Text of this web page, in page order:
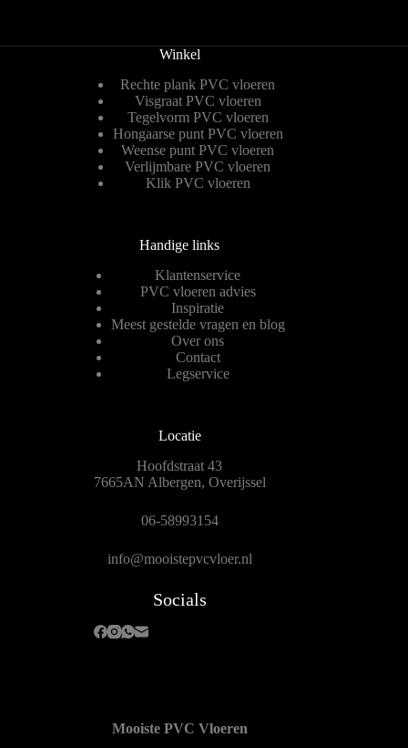
Winkel
Rechte plank PVC vloeren
Visgraat PVC vloeren
Tegelvorm PVC vloeren
Hongaarse punt PVC vloeren
Weense punt PVC vloeren
Verlijmbare PVC vloeren
Klik PVC vloeren
Handige links
Klantenservice
PVC vloeren advies
Inspiratie
Meest gestelde vragen en blog
Over ons
Contact
Legservice
Locatie
Hoofdstraat 43
7665AN Albergen, Overijssel
06-58993154
info@mooistepvcvloer.nl
Socials
Mooiste PVC Vloeren